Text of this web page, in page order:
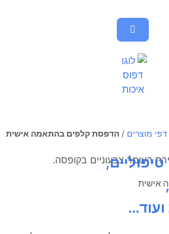
מוצרים/ הדפסת קלפים בהתאמה אישית